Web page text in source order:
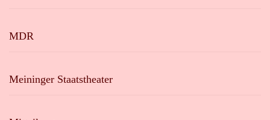
MDR
Meininger Staatstheater